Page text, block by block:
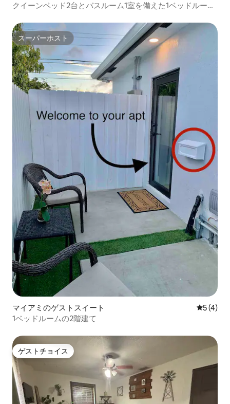
クイーンベッド2台とバスルーム1室を備えた1ベッドルーム
スーパーホスト
スーパーホスト
マイアミのゲストスイート レビュー
5 (4)
1ベッドルームの2階建て
ゲストチョイス
ゲストチョイス